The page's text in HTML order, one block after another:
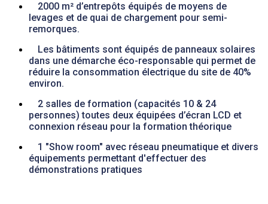
2000 m² d’entrepôts équipés de moyens de
levages et de quai de chargement pour semi-
remorques.
Les bâtiments sont équipés de panneaux solaires
dans une démarche éco-responsable qui permet de
réduire la consommation électrique du site de 40%
environ.
2 salles de formation (capacités 10 & 24
personnes) toutes deux équipées d’écran LCD et
connexion réseau pour la formation théorique
1 "Show room" avec réseau pneumatique et divers
équipements permettant d'effectuer des
démonstrations pratiques